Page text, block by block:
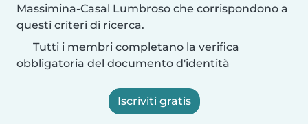
Massimina-Casal Lumbroso che corrispondono a
questi criteri di ricerca.
Tutti i membri completano la verifica
obbligatoria del documento d'identità
Iscriviti gratis